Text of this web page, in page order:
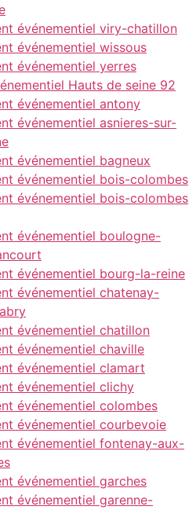
événementiel viry-chatillon
événementiel wissous
événementiel yerres
Hauts de seine 92
événementiel antony
événementiel asnieres-sur-
événementiel bagneux
événementiel bois-colombes
événementiel bois-colombes
événementiel boulogne-
événementiel bourg-la-reine
événementiel chatenay-
événementiel chatillon
événementiel chaville
événementiel clamart
événementiel clichy
événementiel colombes
événementiel courbevoie
événementiel fontenay-aux-
événementiel garches
événementiel garenne-